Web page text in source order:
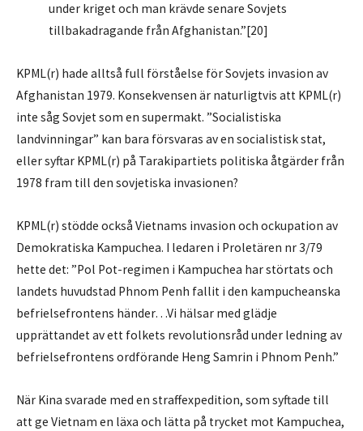
under kriget och man krävde senare Sovjets
tillbakadragande från Afghanistan.”[20]
KPML(r) hade alltså full förståelse för Sovjets invasion av
Afghanistan 1979. Konsekvensen är naturligtvis att KPML(r)
inte såg Sovjet som en supermakt. ”Socialistiska
landvinningar” kan bara försvaras av en socialistisk stat,
eller syftar KPML(r) på Tarakipartiets politiska åtgärder från
1978 fram till den sovjetiska invasionen?
KPML(r) stödde också Vietnams invasion och ockupation av
Demokratiska Kampuchea. I ledaren i Proletären nr 3/79
hette det: ”Pol Pot-regimen i Kampuchea har störtats och
landets huvudstad Phnom Penh fallit i den kampucheanska
befrielsefrontens händer…Vi hälsar med glädje
upprättandet av ett folkets revolutionsråd under ledning av
befrielsefrontens ordförande Heng Samrin i Phnom Penh.”
När Kina svarade med en straffexpedition, som syftade till
att ge Vietnam en läxa och lätta på trycket mot Kampuchea,